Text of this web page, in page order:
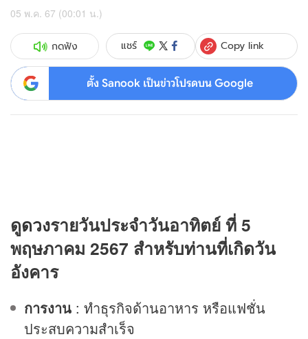
05 พ.ค. 67 (00:01 น.)
กดฟัง แชร์ Copy link
ตั้ง Sanook เป็นข่าวโปรดบน Google
ดูดวงรายวันประจำวันอาทิตย์ ที่ 5
พฤษภาคม 2567 สำหรับท่านที่เกิดวัน
อังคาร
การงาน : ทำธุรกิจด้านอาหาร หรือแฟชั่น
ประสบความสำเร็จ